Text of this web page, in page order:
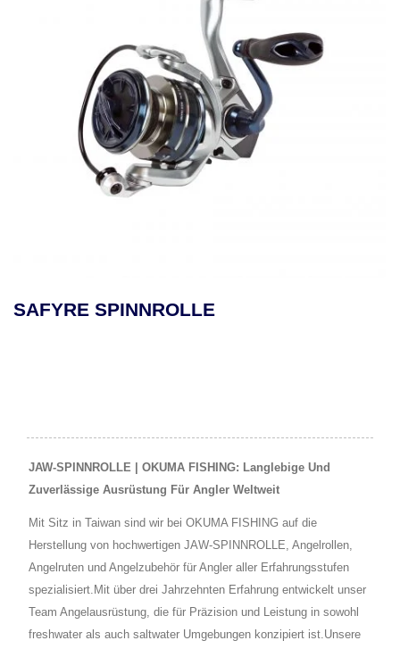
SAFYRE SPINNROLLE
JAW-SPINNROLLE | OKUMA FISHING: Langlebige Und
Zuverlässige Ausrüstung Für Angler Weltweit
Mit Sitz in Taiwan sind wir bei OKUMA FISHING auf die
Herstellung von hochwertigen JAW-SPINNROLLE, Angelrollen,
Angelruten und Angelzubehör für Angler aller Erfahrungsstufen
spezialisiert.Mit über drei Jahrzehnten Erfahrung entwickelt unser
Team Angelausrüstung, die für Präzision und Leistung in sowohl
freshwater als auch saltwater Umgebungen konzipiert ist.Unsere